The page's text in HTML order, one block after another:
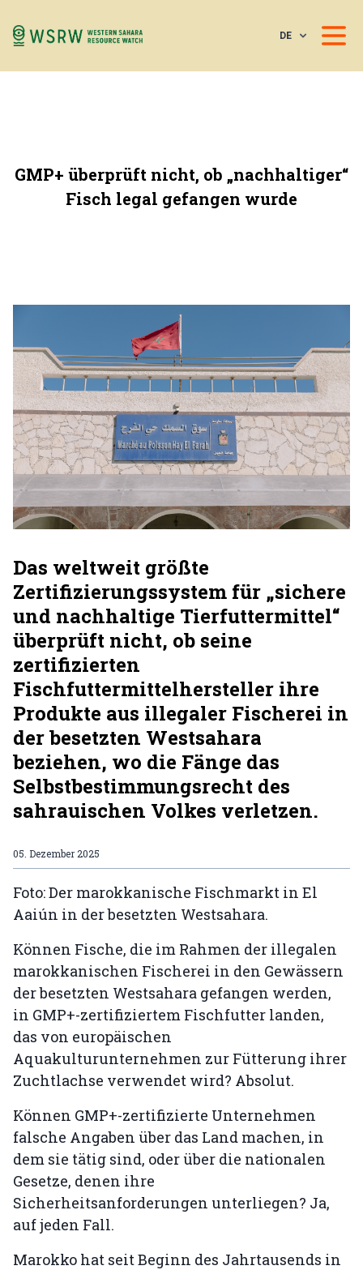
DE
GMP+ überprüft nicht, ob „nachhaltiger“
Fisch legal gefangen wurde
Das weltweit größte
Zertifizierungssystem für „sichere
und nachhaltige Tierfuttermittel“
überprüft nicht, ob seine
zertifizierten
Fischfuttermittelhersteller ihre
Produkte aus illegaler Fischerei in
der besetzten Westsahara
beziehen, wo die Fänge das
Selbstbestimmungsrecht des
sahrauischen Volkes verletzen.
05. Dezember 2025
Foto: Der marokkanische Fischmarkt in El
Aaiún in der besetzten Westsahara.
Können Fische, die im Rahmen der illegalen
marokkanischen Fischerei in den Gewässern
der besetzten Westsahara gefangen werden,
in GMP+-zertifiziertem Fischfutter landen,
das von europäischen
Aquakulturunternehmen zur Fütterung ihrer
Zuchtlachse verwendet wird? Absolut.
Können GMP+-zertifizierte Unternehmen
falsche Angaben über das Land machen, in
dem sie tätig sind, oder über die nationalen
Gesetze, denen ihre
Sicherheitsanforderungen unterliegen? Ja,
auf jeden Fall.
Marokko hat seit Beginn des Jahrtausends in